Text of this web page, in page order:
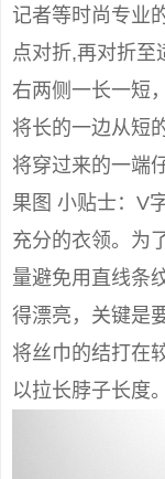
记者等时尚专业
点对折,再对折至
右两侧一长一短
将长的一边从短
将穿过来的一端
果图 小贴士：V
充分的衣领。为
量避免用直线条
得漂亮，关键是
将丝巾的结打在
以拉长脖子长度。